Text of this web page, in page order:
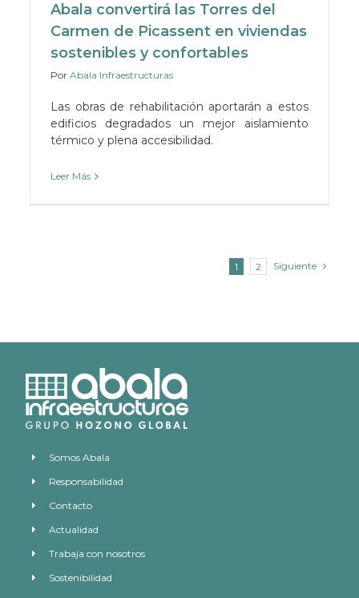
Abala convertirá las Torres del
Carmen de Picassent en viviendas
sostenibles y confortables
PorAbala Infraestructuras
Las obras de rehabilitación aportarán a estos
edificios degradados un mejor aislamiento
térmico y plena accesibilidad.
Leer Más
1 2 Siguiente
Somos Abala
Responsabilidad
Contacto
Actualidad
Trabaja con nosotros
Sostenibilidad